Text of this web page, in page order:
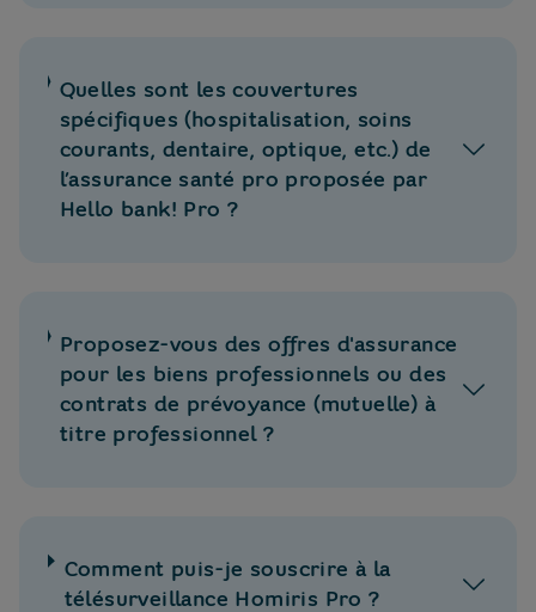
Quelles sont les couvertures
spécifiques (hospitalisation, soins
courants, dentaire, optique, etc.) de
l’assurance santé pro proposée par
Hello bank! Pro ?
Proposez-vous des offres d'assurance
pour les biens professionnels ou des
contrats de prévoyance (mutuelle) à
titre professionnel ?
Comment puis-je souscrire à la
télésurveillance Homiris Pro ?